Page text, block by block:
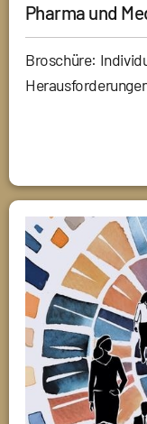
Pharma und
Broschüre: